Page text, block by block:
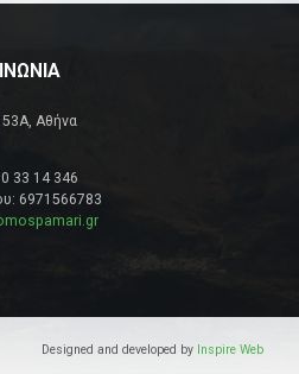
Αθήνα
33 14 346
6971566783
Designed and developed by Inspire Web